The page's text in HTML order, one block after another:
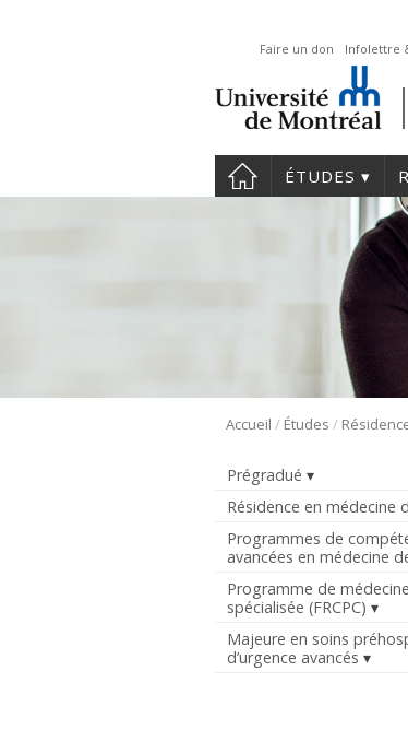
Faire un don Infolettre
ÉTUDES
Accueil / Études /
Prégradué
Résidence en médecine
Programmes de
avancées en médecine
Programme de
spécialisée (FRCPC)
Majeure en soins
d’urgence avancés